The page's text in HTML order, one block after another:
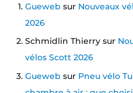
Gueweb sur Nouveaux
2026
Schmidlin Thierry sur
vélos Scott 2026
Gueweb sur Pneu vélo